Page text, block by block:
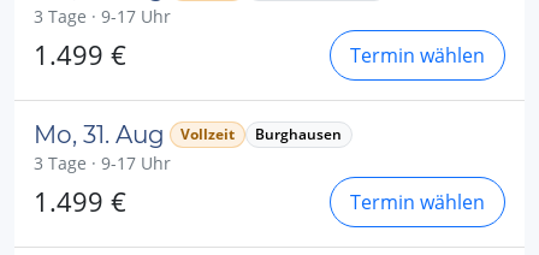
3 Tage · 9-17 Uhr
1.499 € Termin wählen
Mo, 31. Aug Vollzeit Burghausen
3 Tage · 9-17 Uhr
1.499 € Termin wählen